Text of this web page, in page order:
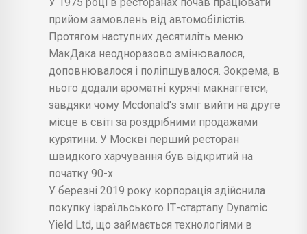
прийом замовлень від автомобілістів.
Протягом наступних десятиліть меню
МакДака неодноразово змінювалося,
доповнювалося і поліпшувалося. Зокрема, в
нього додали ароматні курячі макнаггетси,
завдяки чому Mcdonald's зміг вийти на друге
місце в світі за роздрібними продажами
курятини. У Москві перший ресторан
швидкого харчування був відкритий на
початку 90-х.
У березні 2019 року корпорація здійснила
покупку ізраїльського ІТ-стартапу Dynamic
Yield Ltd, що займається технологіями в